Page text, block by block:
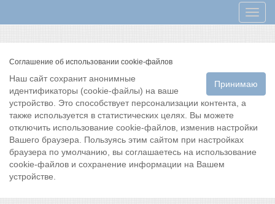
Меню
Соглашение об использовании cookie-файлов
Принимаю
Наш сайт сохранит анонимные
идентификаторы (cookie-файлы) на ваше
устройство. Это способствует персонализации контента, а
также используется в статистических целях. Вы можете
отключить использование cookie-файлов, изменив настройки
Вашего браузера. Пользуясь этим сайтом при настройках
браузера по умолчанию, вы соглашаетесь на использование
cookie-файлов и сохранение информации на Вашем
устройстве.